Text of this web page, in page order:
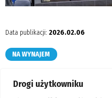
Drogi użytkowniku
BLOG
Data publikacji: 2026.02.06
NA WYNAJEM
Pawilon 93 –